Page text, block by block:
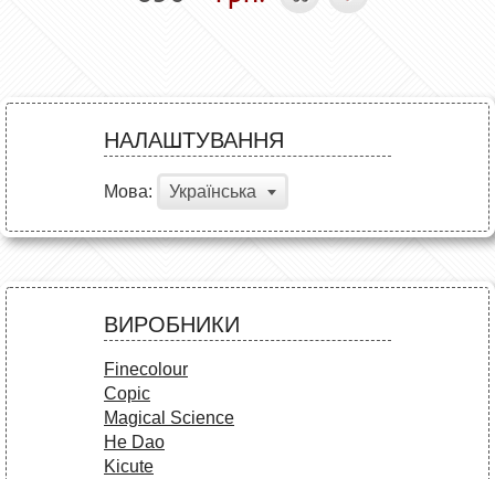
НАЛАШТУВАННЯ
Мова: Українська
ВИРОБНИКИ
Finecolour
Copic
Magical Science
He Dao
Kicute